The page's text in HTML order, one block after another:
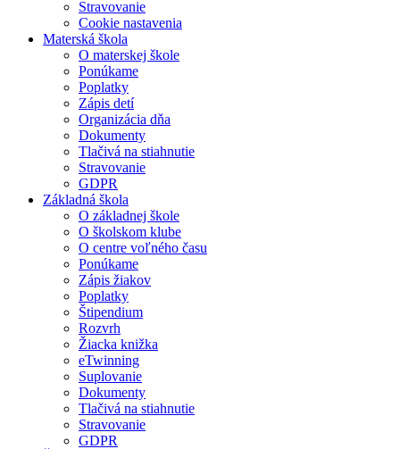
Stravovanie
Cookie nastavenia
Materská škola
O materskej škole
Ponúkame
Poplatky
Zápis detí
Organizácia dňa
Dokumenty
Tlačivá na stiahnutie
Stravovanie
GDPR
Základná škola
O základnej škole
O školskom klube
O centre voľného času
Ponúkame
Zápis žiakov
Poplatky
Štipendium
Rozvrh
Žiacka knižka
eTwinning
Suplovanie
Dokumenty
Tlačivá na stiahnutie
Stravovanie
GDPR